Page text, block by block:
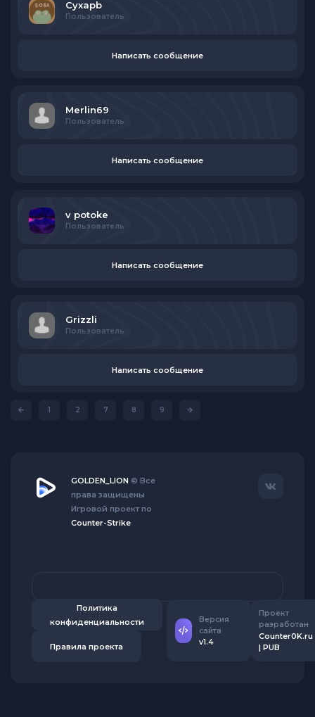
Cyxapb
Пользователь
Написать сообщение
Merlin69
Пользователь
Написать сообщение
v potoke
Пользователь
Написать сообщение
Grizzli
Пользователь
Написать сообщение
1 2 7 8 9
GOLDEN_LION © Все
права защищены
Игровой проект по
Counter-Strike
Политика
конфиденциальности
Правила проекта
Версия
сайта
v1.4
Проект
разработан
Counter0K.ru
| PUB